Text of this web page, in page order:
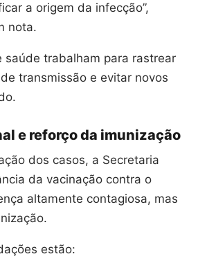
a origem da infecção”,
nota.
saúde trabalham para rastrear
transmissão e evitar novos
e reforço da imunização
dos casos, a Secretaria
da vacinação contra o
altamente contagiosa, mas
estão: